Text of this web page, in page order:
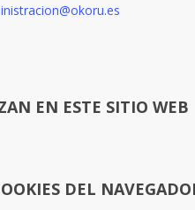
EN ESTE SITIO WEB
DEL